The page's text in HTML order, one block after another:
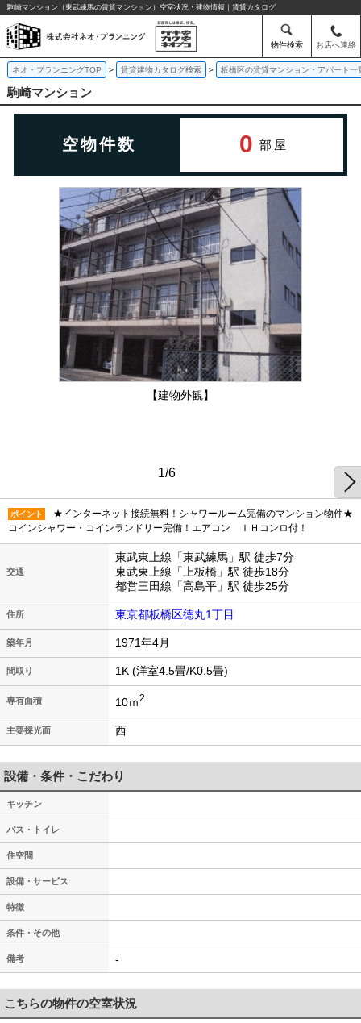
駒崎マンション（東武練馬の賃貸マンション）空室状況・建物情報｜賃貸カタログ
物件検索 お店へ連絡
ネオ・プランニングTOP 賃貸建物カタログ検索 板橋区の賃貸マンション・アパート一
駒崎マンション
空物件数 0 部屋
【建物外観】
1/6
ポイント
★インターネット接続無料！シャワールーム完備のマンション物件★
コインシャワー・コインランドリー完備！エアコン ＩＨコンロ付！
交通
東武東上線「東武練馬」駅 徒歩7分
東武東上線「上板橋」駅 徒歩18分
都営三田線「高島平」駅 徒歩25分
住所 東京都板橋区徳丸1丁目
築年月 1971年4月
間取り 1K (洋室4.5畳/K0.5畳)
専有面積 10ｍ2
主要採光面 西
設備・条件・こだわり
キッチン
バス・トイレ
住空間
設備・サービス
特徴
条件・その他
備考 -
こちらの物件の空室状況